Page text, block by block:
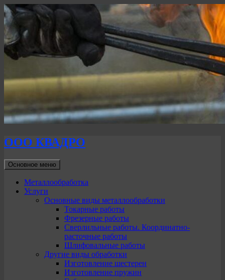
ООО КВАДРО
Поиск
Основное меню
к
содержимому
Металлообработка
Услуги
Основные виды металлообработки
Токарные работы
Фрезерные работы
Сверлильные работы. Координатно-
расточные работы
Шлифовальные работы
Другие виды обработки
Изготовление шестерен
Изготовление пружин